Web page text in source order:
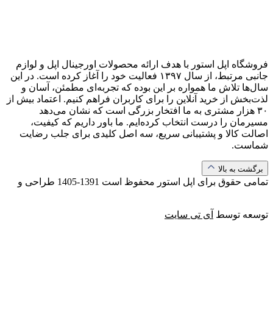
فروشگاه اپل استور با هدف ارائه‌ محصولات اورجینال اپل و لوازم
جانبی مرتبط، از سال ۱۳۹۷ فعالیت خود را آغاز کرده است. در این
سال‌ها تلاش ما همواره بر این بوده که تجربه‌ای مطمئن، آسان و
لذت‌بخش از خرید آنلاین را برای کاربران فراهم کنیم. اعتماد بیش از
۳۰ هزار مشتری به ما افتخار بزرگی است که نشان می‌دهد
مسیرمان را درست انتخاب کرده‌ایم. ما باور داریم که کیفیت،
اصالت کالا و پشتیبانی سریع، سه اصل کلیدی برای جلب رضایت
شماست.
برگشت به بالا
تمامی حقوق برای اپل استور محفوظ است 1391-1405 طراحی و
توسعه توسط آی تی سایت